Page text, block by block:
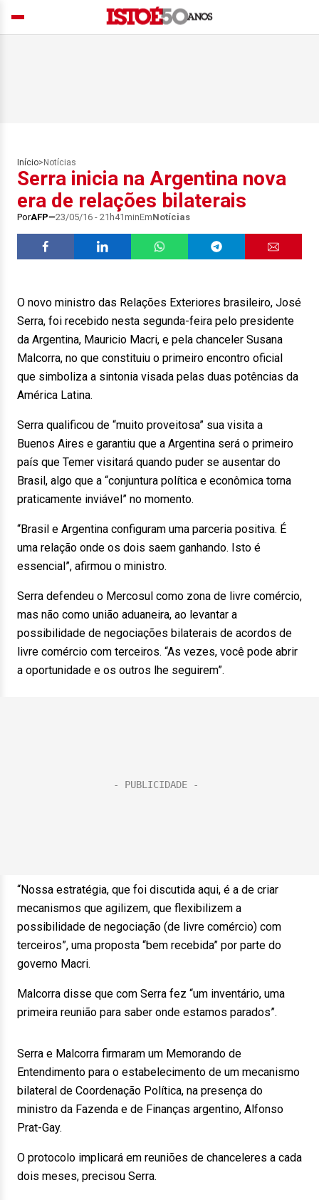
Início> Notícias
Serra inicia na Argentina nova
era de relações bilaterais
PorAFP 23/05/16 - 21h41minEmNotícias
O novo ministro das Relações Exteriores brasileiro, José
Serra, foi recebido nesta segunda-feira pelo presidente
da Argentina, Mauricio Macri, e pela chanceler Susana
Malcorra, no que constituiu o primeiro encontro oficial
que simboliza a sintonia visada pelas duas potências da
América Latina.
Serra qualificou de “muito proveitosa” sua visita a
Buenos Aires e garantiu que a Argentina será o primeiro
país que Temer visitará quando puder se ausentar do
Brasil, algo que a “conjuntura política e econômica torna
praticamente inviável” no momento.
“Brasil e Argentina configuram uma parceria positiva. É
uma relação onde os dois saem ganhando. Isto é
essencial”, afirmou o ministro.
Serra defendeu o Mercosul como zona de livre comércio,
mas não como união aduaneira, ao levantar a
possibilidade de negociações bilaterais de acordos de
livre comércio com terceiros. “As vezes, você pode abrir
a oportunidade e os outros lhe seguirem”.
“Nossa estratégia, que foi discutida aqui, é a de criar
mecanismos que agilizem, que flexibilizem a
possibilidade de negociação (de livre comércio) com
terceiros”, uma proposta “bem recebida” por parte do
governo Macri.
Malcorra disse que com Serra fez “um inventário, uma
primeira reunião para saber onde estamos parados”.
Serra e Malcorra firmaram um Memorando de
Entendimento para o estabelecimento de um mecanismo
bilateral de Coordenação Política, na presença do
ministro da Fazenda e de Finanças argentino, Alfonso
Prat-Gay.
O protocolo implicará em reuniões de chanceleres a cada
dois meses, precisou Serra.